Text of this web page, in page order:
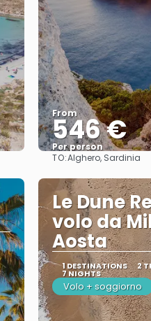
From
546 €
Per person
See
TO:Alghero, Sardinia
Le Dune
volo da
Aosta
1 DESTINATIONS 2
7 NIGHTS
Volo + soggiorno